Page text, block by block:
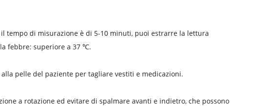
tempo di misurazione è di 5-10 minuti, puoi estrarre la lettura
febbre: superiore a 37 ℃.
pelle del paziente per tagliare vestiti e medicazioni.
a rotazione ed evitare di spalmare avanti e indietro, che possono